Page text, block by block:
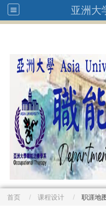
亚洲大
首页 课程设计 职涯地